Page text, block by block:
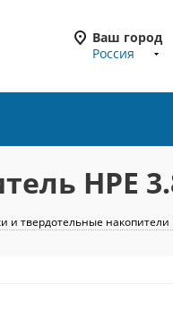
Ваш город
Россия
HPE
и твердотельные накопители